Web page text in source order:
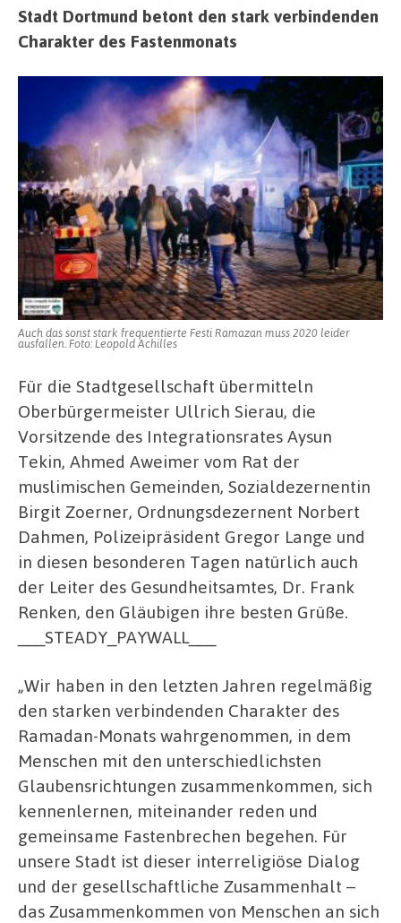
Stadt Dortmund betont den stark verbindenden
Charakter des Fastenmonats
Auch das sonst stark frequentierte Festi Ramazan muss 2020 leider
ausfallen. Foto: Leopold Achilles
Für die Stadtgesellschaft übermitteln
Oberbürgermeister Ullrich Sierau, die
Vorsitzende des Integrationsrates Aysun
Tekin, Ahmed Aweimer vom Rat der
muslimischen Gemeinden, Sozialdezernentin
Birgit Zoerner, Ordnungsdezernent Norbert
Dahmen, Polizeipräsident Gregor Lange und
in diesen besonderen Tagen natürlich auch
der Leiter des Gesundheitsamtes, Dr. Frank
Renken, den Gläubigen ihre besten Grüße.
___STEADY_PAYWALL___
„Wir haben in den letzten Jahren regelmäßig
den starken verbindenden Charakter des
Ramadan-Monats wahrgenommen, in dem
Menschen mit den unterschiedlichsten
Glaubensrichtungen zusammenkommen, sich
kennenlernen, miteinander reden und
gemeinsame Fastenbrechen begehen. Für
unsere Stadt ist dieser interreligiöse Dialog
und der gesellschaftliche Zusammenhalt –
das Zusammenkommen von Menschen an sich